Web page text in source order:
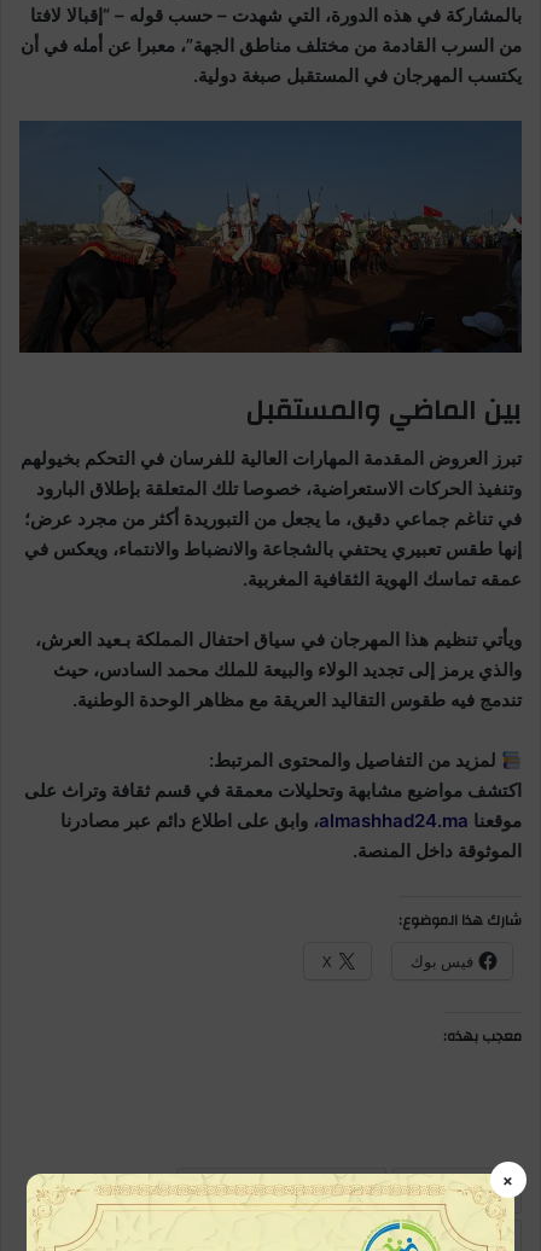
بالمشاركة في هذه الدورة، التي شهدت – حسب قوله – “إقبالا لافتا
من السرب القادمة من مختلف مناطق الجهة”، معبرا عن أمله في أن
يكتسب المهرجان في المستقبل صبغة دولية.
بين الماضي والمستقبل
تبرز العروض المقدمة المهارات العالية للفرسان في التحكم بخيولهم
وتنفيذ الحركات الاستعراضية، خصوصا تلك المتعلقة بإطلاق البارود
في تناغم جماعي دقيق، ما يجعل من التبوريدة أكثر من مجرد عرض؛
إنها طقس تعبيري يحتفي بالشجاعة والانضباط والانتماء، ويعكس في
عمقه تماسك الهوية الثقافية المغربية.
ويأتي تنظيم هذا المهرجان في سياق احتفال المملكة بـعيد العرش،
والذي يرمز إلى تجديد الولاء والبيعة للملك محمد السادس، حيث
تندمج فيه طقوس التقاليد العريقة مع مظاهر الوحدة الوطنية.
لمزيد من التفاصيل والمحتوى المرتبط:
اكتشف مواضيع مشابهة وتحليلات معمقة في قسم ثقافة وتراث على
موقعنا almashhad24.ma، وابق على اطلاع دائم عبر مصادرنا
الموثوقة داخل المنصة.
شارك هذا الموضوع:
فيس بوك X
معجب بهذه:
#التبوريدة #الفروسية_التقليدية
#عيد_العرش
×